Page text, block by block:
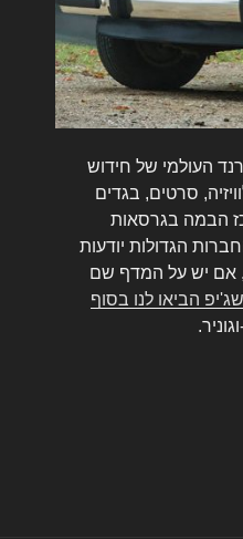
של וגוניר וגרנד-וגוניר ב-2021, הטרנד העולמי של חידוש
סרטים, בגדים
חוזרים למרכז הבמה בגרסאות
הגדולות יודעות
אם יש על המדף שם
הביאו לנו בסוף